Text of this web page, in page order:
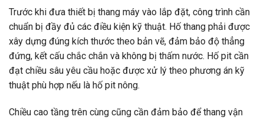
Trước khi đưa thiết bị thang máy vào lắp đặt, công trình cần
chuẩn bị đầy đủ các điều kiện kỹ thuật. Hố thang phải được
xây dựng đúng kích thước theo bản vẽ, đảm bảo độ thẳng
đứng, kết cấu chắc chắn và không bị thấm nước. Hố pit cần
đạt chiều sâu yêu cầu hoặc được xử lý theo phương án kỹ
thuật phù hợp nếu là hố pit nông.
Chiều cao tầng trên cùng cũng cần đảm bảo để thang vận